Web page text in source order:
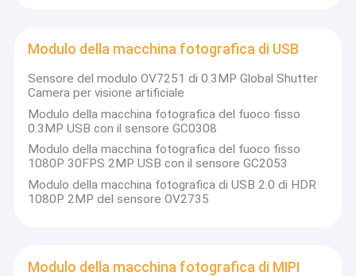
Modulo della macchina fotografica di USB
Sensore del modulo OV7251 di 0.3MP Global Shutter
Camera per visione artificiale
Modulo della macchina fotografica del fuoco fisso
0.3MP USB con il sensore GC0308
Modulo della macchina fotografica del fuoco fisso
1080P 30FPS 2MP USB con il sensore GC2053
Modulo della macchina fotografica di USB 2.0 di HDR
1080P 2MP del sensore OV2735
Modulo della macchina fotografica di MIPI